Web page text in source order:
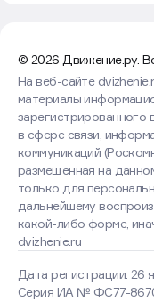
© 2026 Движение.ру.
Дата регистрации: 26
Серия ИА № ФС77-
На веб-сайте
материалы
в сфере связи,
коммуникаций
размещенная на
только для
дальнейшему
какой-либо форме,
dvizhenie.ru